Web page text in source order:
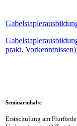
prakt. Vorkenntnissen)
Seminarinhalte
Erstschulung am